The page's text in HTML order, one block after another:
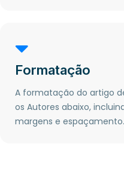
Formatação
A formatação do artigo
os Autores abaixo,
margens e espaçamento.